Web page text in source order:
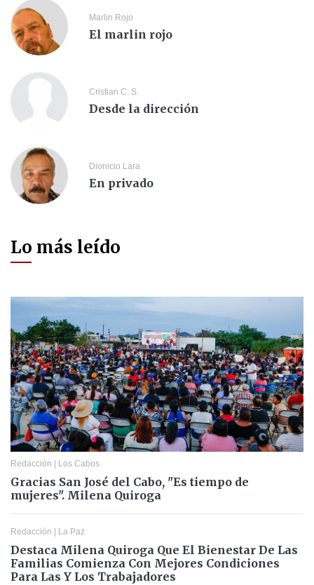
Marlin Rojo
El marlin rojo
Cristian C. S.
Desde la dirección
Dionicio Lara
En privado
Lo más leído
Redacción Los Cabos
Gracias San José del Cabo, "Es tiempo de
mujeres". Milena Quiroga
Redacción La Paz
Destaca Milena Quiroga Que El Bienestar De Las
Familias Comienza Con Mejores Condiciones
Para Las Y Los Trabajadores